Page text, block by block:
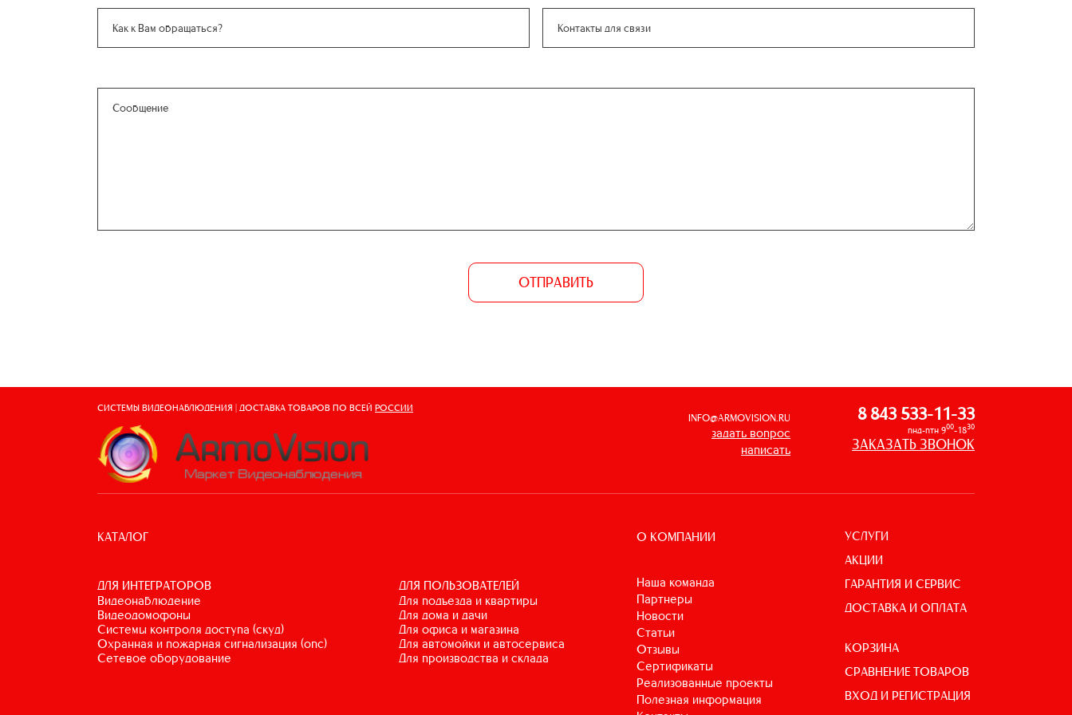
ОТПРАВИТЬ
СИСТЕМЫ ВИДЕОНАБЛЮДЕНИЯ | ДОСТАВКА ТОВАРОВ ПО ВСЕЙ РОССИИ
INFO@ARMOVISION.RU
задать вопрос
написать
8 843 533-11-33
пнд-птн 900-1830
ЗАКАЗАТЬ ЗВОНОК
КАТАЛОГ
ДЛЯ ИНТЕГРАТОРОВ
видеонаблюдение
видеодомофоны
системы контроля доступа (скуд)
охранная и пожарная сигнализация (опс)
сетевое оборудование
ДЛЯ ПОЛЬЗОВАТЕЛЕЙ
для подъезда и квартиры
для дома и дачи
для офиса и магазина
для автомойки и автосервиса
для производства и склада
О КОМПАНИИ
Наша команда
Партнеры
Новости
Статьи
Отзывы
Сертификаты
Реализованные проекты
Полезная информация
УСЛУГИ
АКЦИИ
ГАРАНТИЯ И СЕРВИС
ДОСТАВКА И ОПЛАТА
КОРЗИНА
СРАВНЕНИЕ ТОВАРОВ
ВХОД И РЕГИСТРАЦИЯ